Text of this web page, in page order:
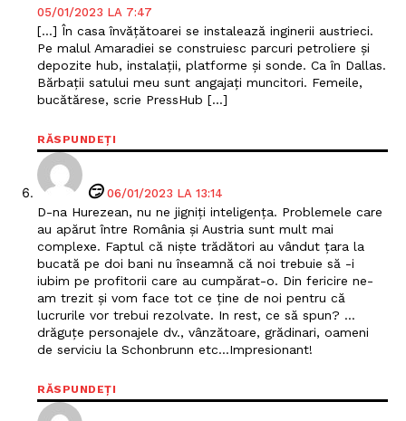
05/01/2023 LA 7:47
[…] În casa învățătoarei se instalează inginerii austrieci.
Pe malul Amaradiei se construiesc parcuri petroliere și
depozite hub, instalații, platforme și sonde. Ca în Dallas.
Bărbații satului meu sunt angajați muncitori. Femeile,
bucătărese, scrie PressHub […]
RĂSPUNDEȚI
😏 06/01/2023 LA 13:14
D-na Hurezean, nu ne jigniți inteligența. Problemele care
au apărut între România și Austria sunt mult mai
complexe. Faptul că niște trădători au vândut țara la
bucată pe doi bani nu înseamnă că noi trebuie să -i
iubim pe profitorii care au cumpărat-o. Din fericire ne-
am trezit și vom face tot ce ține de noi pentru că
lucrurile vor trebui rezolvate. In rest, ce să spun? …
drăguțe personajele dv., vânzătoare, grădinari, oameni
de serviciu la Schonbrunn etc…Impresionant!
RĂSPUNDEȚI